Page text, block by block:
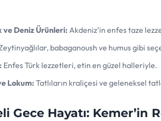
ve Deniz Ürünleri: Akdeniz’in enfes taze
babaganoush ve humus gibi
Enfes Türk lezzetleri, etin en güzel halleriyle.
Lokum: Tatlıların kraliçesi ve geleneksel
Gece Hayatı: Kemer’in